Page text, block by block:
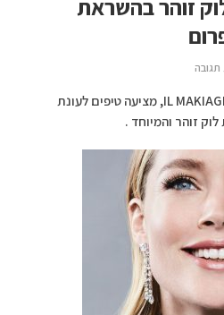
זוהר בהשראת
שירן פלידנד, מאפרת ב IL MAKIAGE, מציעה טיפים לעונת
זוהר והמיוחד .